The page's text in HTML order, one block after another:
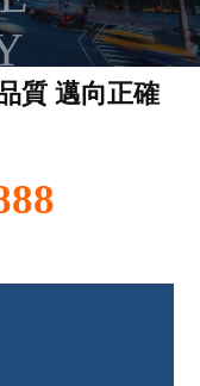
質 邁向正確